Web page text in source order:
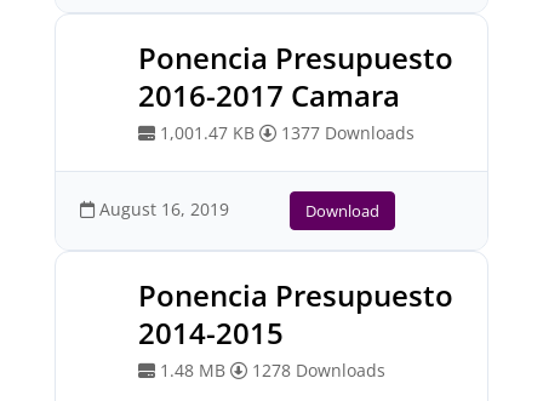
Ponencia Presupuesto
2016-2017 Camara
1,001.47 KB 1377 Downloads
August 16, 2019 Download
Ponencia Presupuesto
2014-2015
1.48 MB 1278 Downloads